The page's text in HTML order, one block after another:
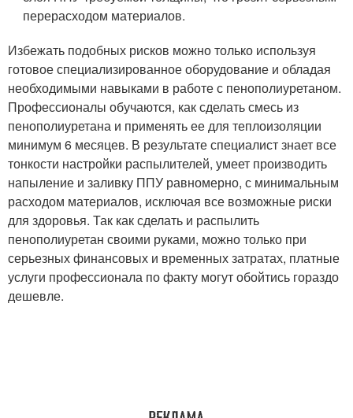
перерасходом материалов.
Избежать подобных рисков можно только используя
готовое специализированное оборудование и обладая
необходимыми навыками в работе с пенополиуретаном.
Профессионалы обучаются, как сделать смесь из
пенополиуретана и применять ее для теплоизоляции
минимум 6 месяцев. В результате специалист знает все
тонкости настройки распылителей, умеет производить
напыление и заливку ППУ равномерно, с минимальным
расходом материалов, исключая все возможные риски
для здоровья. Так как сделать и распылить
пенополиуретан своими руками, можно только при
серьезных финансовых и временных затратах, платные
услуги профессионала по факту могут обойтись гораздо
дешевле.